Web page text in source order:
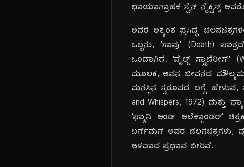
ಛಾಯಾಗ್ರಾಹಕ ಸ್ವೆನ್ ನೈಕ್ವಿಸ್ಟ್
ಅವರ ಅತ್ಯಂತ ಪ್ರಸಿದ್ಧ
ಒಬ್ಬನು, 'ಸಾವು' (Death)
ಒಂದಾಗಿದೆ. 'ವೈಲ್ಡ್ ಸ್ಟ್ರಾಬೆರೀಸ್'
ಮೂಲಕ, ಅವನ ಜೀವನದ
ಮನಸ್ಸಿನ ಸ್ವರೂಪದ ಬಗ್ಗೆ
and Whispers, 1972) ಮತ್ತು
'ಫ್ಯಾನಿ ಅಂಡ್ ಅಲೆಕ್ಸಾಂಡರ್'
ಬರ್ಗ್‌ಮನ್ ಅವರ ಚಲನಚಿತ್ರಗಳು,
ಆಳವಾದ ಪ್ರಭಾವ ಬೀರಿವೆ.